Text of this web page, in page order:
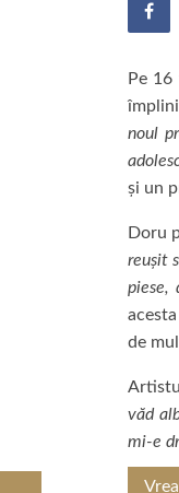
Pe
noul
și un
Doru
reușit
piese,
de
văd
mi-e